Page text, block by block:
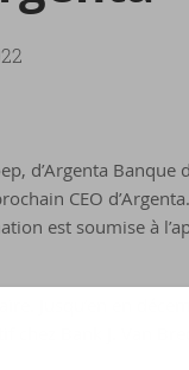
d’Argenta Banque
CEO
est soumise à
Bank J. Van